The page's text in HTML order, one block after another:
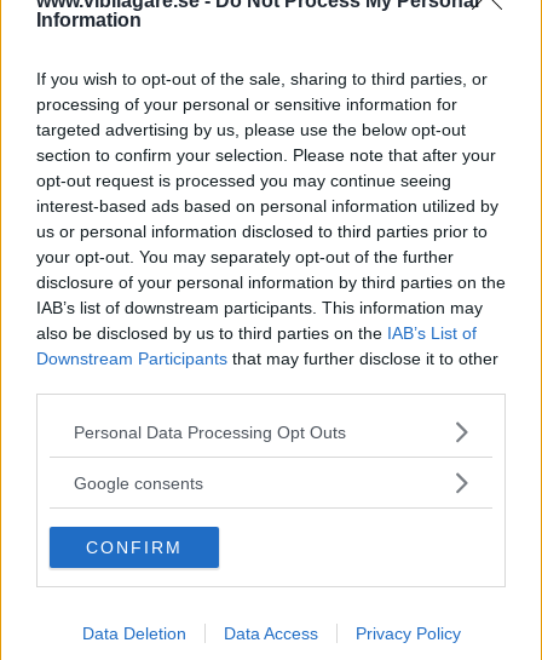
Information
If you wish to opt-out of the sale, sharing to third parties, or
processing of your personal or sensitive information for
targeted advertising by us, please use the below opt-out
section to confirm your selection. Please note that after your
opt-out request is processed you may continue seeing
interest-based ads based on personal information utilized by
us or personal information disclosed to third parties prior to
your opt-out. You may separately opt-out of the further
disclosure of your personal information by third parties on the
IAB’s list of downstream participants. This information may
also be disclosed by us to third parties on the IAB’s List of
Downstream Participants that may further disclose it to other
Please note that this website/app uses one or more Google
not limited to your visit or usage behaviour. You may click to
use your data for below specified purposes in below Google
consent section.
Personal Data Processing Opt Outs
Google consents
CONFIRM
Data Deletion Data Access Privacy Policy
Bil 2013".
Virusvarningen
NYHETER 20 juni 2012 Vibilägare har varit utsatt för ett
virusangrepp vilket har resulterat i den varning som nu
dyker upp på sajten. I dagsläget föreligger dock ingen risk
för dig som användare.
7 kommentarer Gasa Bromsa
Livesändning: Ampera
är Årets Bil
WEBB-TV 2 mars 2012 Vi sänder i år live direkt från
bilsalongen i Geneve där Årets Bil kommer att tillkännages.
Följ hela evenemanget direkt här på sajten.
0 kommentarer Gasa